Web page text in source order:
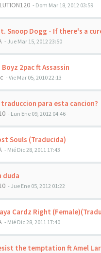
- Dom Mar 18, 2012 03:59
Snoop Dogg - If there's a
- Jue Mar 15, 2012 23:50
Boyz 2pac ft Assassin
- Vie Mar 05, 2010 22:13
para esta cancion?
- Lun Ene 09, 2012 04:46
Souls (Traducida)
- Mié Dic 28, 2011 17:43
duda
- Jue Ene 05, 2012 01:22
Cardz Right
- Mié Dic 28, 2011 17:40
the temptation ft Amel